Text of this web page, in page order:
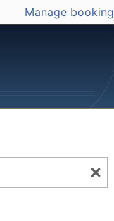
Manage booking